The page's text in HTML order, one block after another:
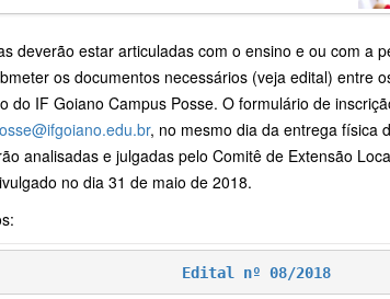
deverão estar articuladas com o ensino e ou com a
os documentos necessários (veja edital) entre
do IF Goiano Campus Posse. O formulário de
, no mesmo dia da entrega física
analisadas e julgadas pelo Comitê de Extensão
no dia 31 de maio de 2018.
Edital nº 08/2018